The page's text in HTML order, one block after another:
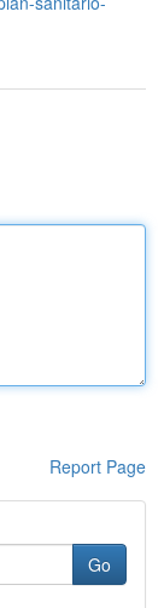
Report Page
Go